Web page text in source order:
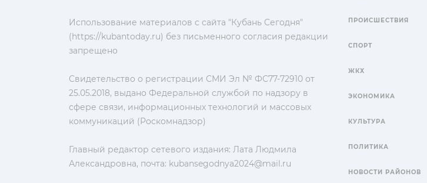
Использование материалов с сайта "Кубань Сегодня"
(https://kubantoday.ru) без письменного согласия редакции
запрещено
Свидетельство о регистрации СМИ Эл № ФС77-72910 от
25.05.2018, выдано Федеральной службой по надзору в
сфере связи, информационных технологий и массовых
коммуникаций (Роскомнадзор)
Главный редактор сетевого издания: Лата Людмила
Александровна, почта: kubansegodnya2024@mail.ru
ПРОИСШЕСТВИЯ
СПОРТ
ЖКХ
ЭКОНОМИКА
КУЛЬТУРА
ПОЛИТИКА
НОВОСТИ РАЙОНОВ